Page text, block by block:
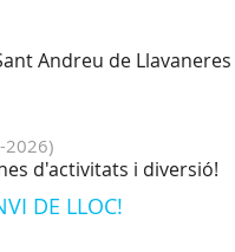
Andreu de
2026)
d'activitats i diversió!
DE LLOC!